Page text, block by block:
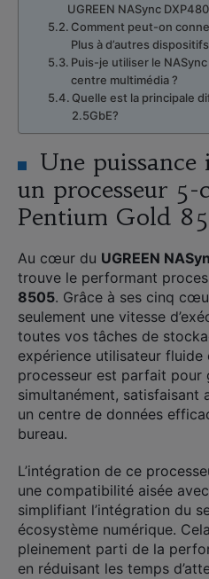
UGREEN NASync
Comment peut-on
Plus à d’autres
Puis-je utiliser le
centre multimédia ?
Quelle est la principale
2.5GbE?
Une puissance
un processeur 5-
Pentium Gold
Au cœur du UGREEN
trouve le performant
8505. Grâce à ses cinq
seulement une vitesse
toutes vos tâches de
expérience utilisateur fluide
processeur est parfait pour
simultanément, satisfaisant
un centre de données
bureau.
L’intégration de ce
une compatibilité aisée
simplifiant l’intégration du
écosystème numérique.
pleinement parti de la
en réduisant les temps